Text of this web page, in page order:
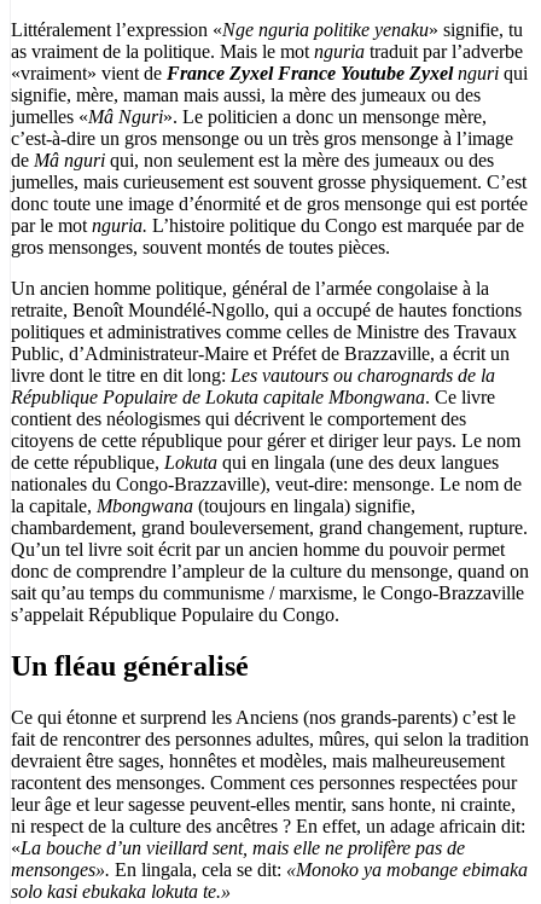
Littéralement l’expression «Nge nguria politike yenaku» signifie, tu
as vraiment de la politique. Mais le mot nguria traduit par l’adverbe
«vraiment» vient de France Zyxel France Youtube Zyxelnguri qui
signifie, mère, maman mais aussi, la mère des jumeaux ou des
jumelles «Mâ Nguri». Le politicien a donc un mensonge mère,
c’est-à-dire un gros mensonge ou un très gros mensonge à l’image
de Mâ nguri qui, non seulement est la mère des jumeaux ou des
jumelles, mais curieusement est souvent grosse physiquement. C’est
donc toute une image d’énormité et de gros mensonge qui est portée
par le mot nguria. L’histoire politique du Congo est marquée par de
gros mensonges, souvent montés de toutes pièces.
Un ancien homme politique, général de l’armée congolaise à la
retraite, Benoît Moundélé-Ngollo, qui a occupé de hautes fonctions
politiques et administratives comme celles de Ministre des Travaux
Public, d’Administrateur-Maire et Préfet de Brazzaville, a écrit un
livre dont le titre en dit long: Les vautours ou charognards de la
République Populaire de Lokuta capitale Mbongwana. Ce livre
contient des néologismes qui décrivent le comportement des
citoyens de cette république pour gérer et diriger leur pays. Le nom
de cette république, Lokuta qui en lingala (une des deux langues
nationales du Congo-Brazzaville), veut-dire: mensonge. Le nom de
la capitale, Mbongwana (toujours en lingala) signifie,
chambardement, grand bouleversement, grand changement, rupture.
Qu’un tel livre soit écrit par un ancien homme du pouvoir permet
donc de comprendre l’ampleur de la culture du mensonge, quand on
sait qu’au temps du communisme / marxisme, le Congo-Brazzaville
s’appelait République Populaire du Congo.
Un fléau généralisé
Ce qui étonne et surprend les Anciens (nos grands-parents) c’est le
fait de rencontrer des personnes adultes, mûres, qui selon la tradition
devraient être sages, honnêtes et modèles, mais malheureusement
racontent des mensonges. Comment ces personnes respectées pour
leur âge et leur sagesse peuvent-elles mentir, sans honte, ni crainte,
ni respect de la culture des ancêtres ? En effet, un adage africain dit:
«La bouche d’un vieillard sent, mais elle ne prolifère pas de
mensonges». En lingala, cela se dit: «Monoko ya mobange ebimaka
solo kasi ebukaka lokuta te.»